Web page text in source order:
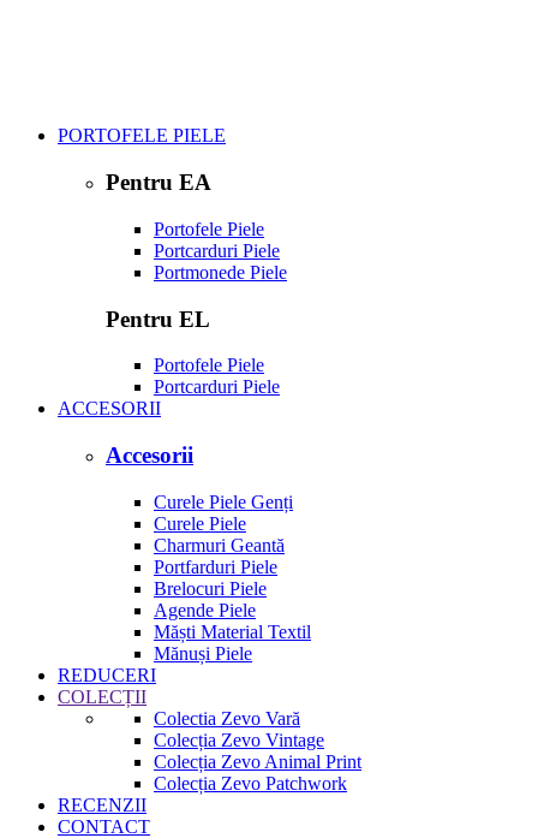
PORTOFELE PIELE
Pentru EA
Portofele Piele
Portcarduri Piele
Portmonede Piele
Pentru EL
Portofele Piele
Portcarduri Piele
ACCESORII
Accesorii
Curele Piele Genți
Curele Piele
Charmuri Geantă
Portfarduri Piele
Brelocuri Piele
Agende Piele
Măști Material Textil
Mănuși Piele
REDUCERI
COLECȚII
Colectia Zevo Vară
Colecția Zevo Vintage
Colecția Zevo Animal Print
Colecția Zevo Patchwork
RECENZII
CONTACT